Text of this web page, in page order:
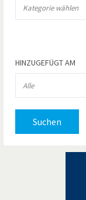
HINZUGEFÜGT AM
Suchen